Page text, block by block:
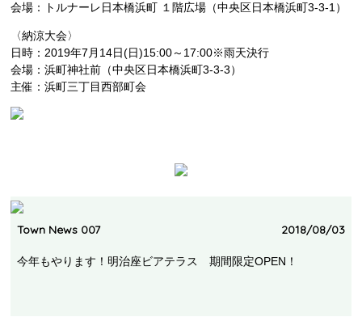
会場：トルナーレ日本橋浜町 １階広場（中央区日本橋浜町3-3-1）
〈納涼大会〉
日時：2019年7月14日(日)15:00～17:00※雨天決行
会場：浜町神社前（中央区日本橋浜町3-3-3）
主催：浜町三丁目西部町会
Town News 007 2018/08/03
今年もやります！明治座ビアテラス 期間限定OPEN！